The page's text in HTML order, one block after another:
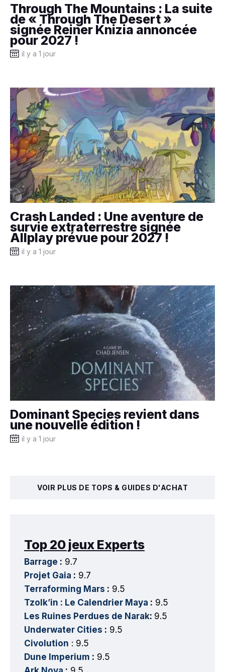
Through The Mountains : La suite
de « Through The Desert »
signée Reiner Knizia annoncée
pour 2027 !
il y a 1 jour
Crash Landed : Une aventure de
survie extraterrestre signée
Allplay prévue pour 2027 !
il y a 1 jour
Dominant Species revient dans
une nouvelle édition !
il y a 1 jour
VOIR PLUS DE TOPS & GUIDES D'ACHAT
Top 20 jeux Experts
Barrage : 9.7
Projet Gaia : 9.7
Terraforming Mars : 9.5
Tzolk’in : Le Calendrier Maya : 9.5
Les Ruines Perdues de Narak: 9.5
Underwater Cities : 9.5
Civolution : 9.5
Dune Imperium : 9.5